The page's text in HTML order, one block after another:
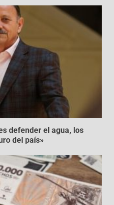
defender el agua, los
del país»